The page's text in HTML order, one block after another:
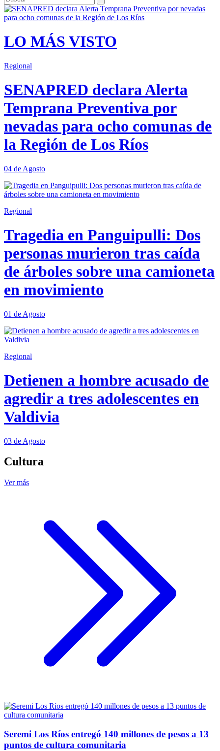
LO MÁS VISTO
Regional
SENAPRED declara Alerta
Temprana Preventiva por
nevadas para ocho comunas de
la Región de Los Ríos
04 de Agosto
Regional
Tragedia en Panguipulli: Dos
personas murieron tras caída
de árboles sobre una camioneta
en movimiento
01 de Agosto
Regional
Detienen a hombre acusado de
agredir a tres adolescentes en
Valdivia
03 de Agosto
Cultura
Ver más
Seremi Los Ríos entregó 140 millones de pesos a 13
puntos de cultura comunitaria